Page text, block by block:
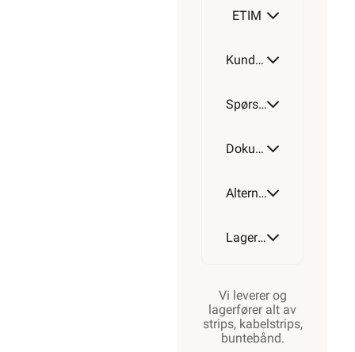
ETIM
Kundeomtale
Spørsmål og svar
Dokumentasjon
Alternative artikler
Lagerstatus
Vi leverer og
lagerfører alt av
strips, kabelstrips,
buntebånd.